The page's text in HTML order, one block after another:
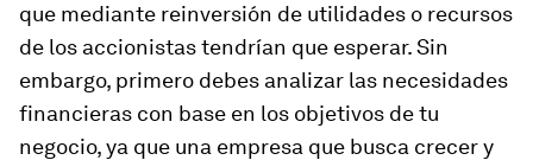
que mediante reinversión de utilidades o recursos
de los accionistas tendrían que esperar. Sin
embargo, primero debes analizar las necesidades
financieras con base en los objetivos de tu
negocio, ya que una empresa que busca crecer y